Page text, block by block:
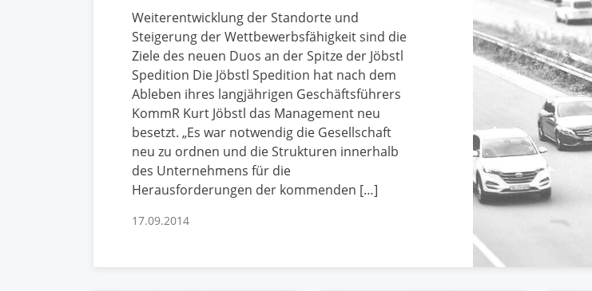
Weiterentwicklung der Standorte und
Steigerung der Wettbewerbsfähigkeit sind die
Ziele des neuen Duos an der Spitze der Jöbstl
Spedition Die Jöbstl Spedition hat nach dem
Ableben ihres langjährigen Geschäftsführers
KommR Kurt Jöbstl das Management neu
besetzt. „Es war notwendig die Gesellschaft
neu zu ordnen und die Strukturen innerhalb
des Unternehmens für die
Herausforderungen der kommenden […]
17.09.2014